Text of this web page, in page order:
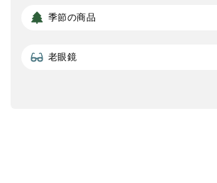
季節の商品
老眼鏡